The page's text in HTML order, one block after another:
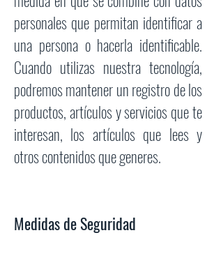
personales que permitan identificar a
una persona o hacerla identificable.
Cuando utilizas nuestra tecnología,
podremos mantener un registro de los
productos, artículos y servicios que te
interesan, los artículos que lees y
otros contenidos que generes.
Medidas de Seguridad